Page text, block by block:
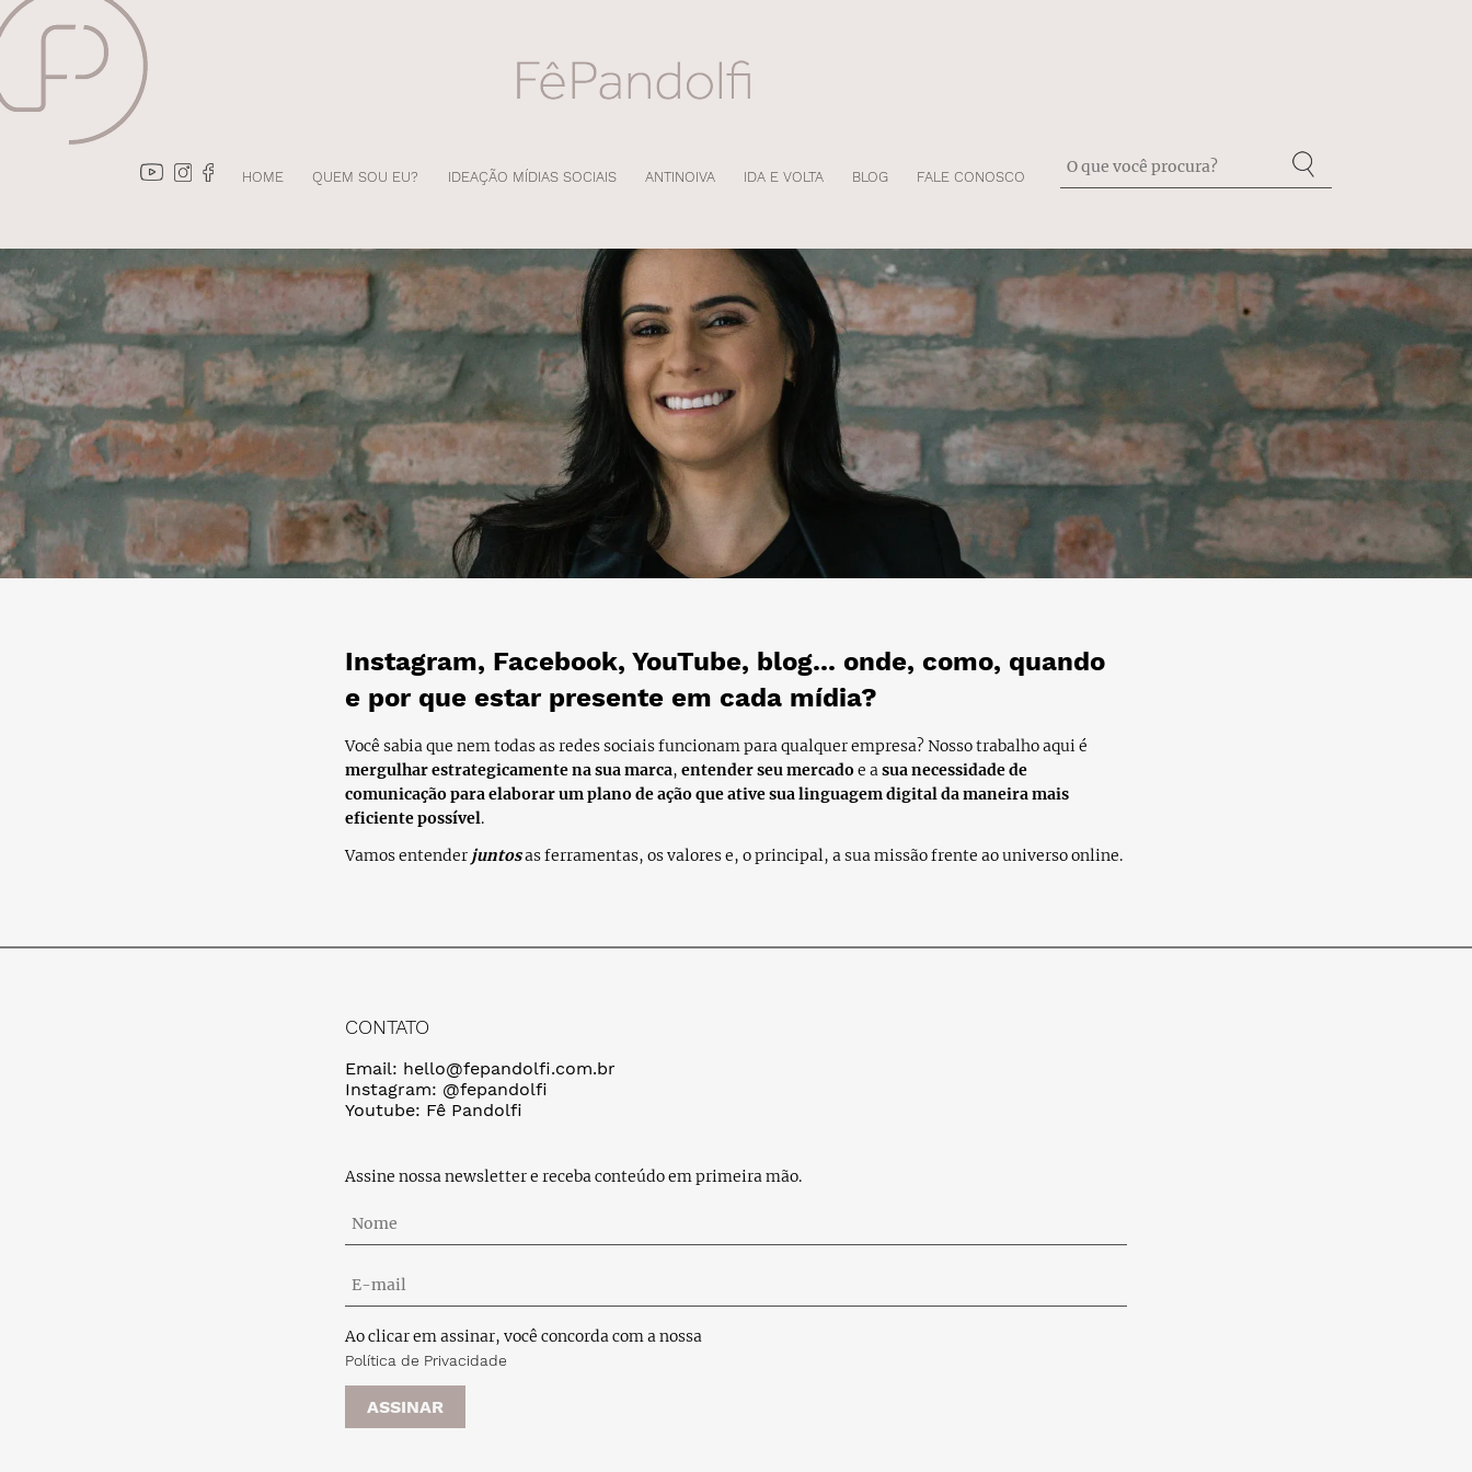
HOME QUEM SOU EU? IDEAÇÃO MÍDIAS SOCIAIS ANTINOIVA IDA E VOLTA BLOG FALE CONOSCO
Instagram, Facebook, YouTube, blog... onde, como, quando
e por que estar presente em cada mídia?
Você sabia que nem todas as redes sociais funcionam para qualquer empresa? Nosso trabalho aqui é
mergulhar estrategicamente na sua marca, entender seu mercadoe asua necessidade de
comunicação para elaborar um plano de ação que ative sua linguagem digital da maneira mais
eficiente possível.
Vamos entender juntosas ferramentas, os valores e, o principal, a sua missão frente ao universo online.
CONTATO
Email: hello@fepandolfi.com.br
Instagram: @fepandolfi
Youtube: Fê Pandolfi
Assine nossa newsletter e receba conteúdo em primeira mão.
Ao clicar em assinar, você concorda com a nossa
Política de Privacidade
ASSINAR